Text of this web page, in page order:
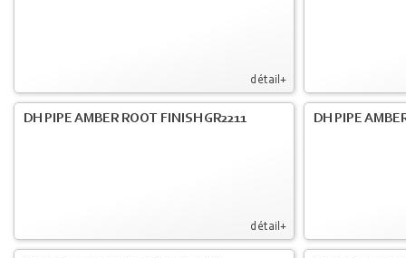
détail+
détail+
DH PIPE AMBER ROOT FINISH GR2211 DH PIPE